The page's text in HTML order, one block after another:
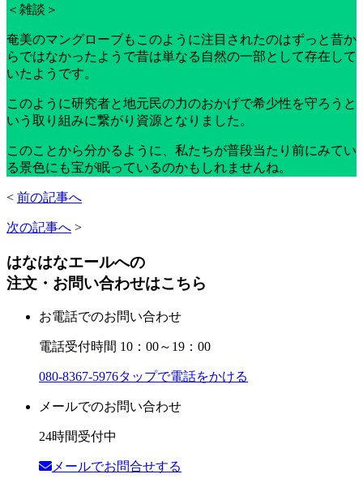
＜雑談＞
奄美のマングローブもこのように注目されたのはずっと昔か
らではなかったようで昔は単なる自然の一部として存在して
いたようです。
このように研究者と地元民の力のおかげで希少性を守ろうと
いう取り組みに繋がり資源となりました。
このことから分かるように、私たちが普段当たり前にみてい
る景色にも宝が眠っているのかもしれませんね。
< 前の記事へ
次の記事へ >
はなはなエールへの
注文・お問い合わせはこちら
お電話でのお問い合わせ
電話受付時間 10：00～19：00
080-8367-5976タップで電話をかける
メールでのお問い合わせ
24時間受付中
メールでお問合せする